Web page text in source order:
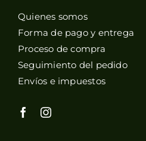
Quienes somos
Forma de pago y entrega
Proceso de compra
Seguimiento del pedido
Envíos e impuestos